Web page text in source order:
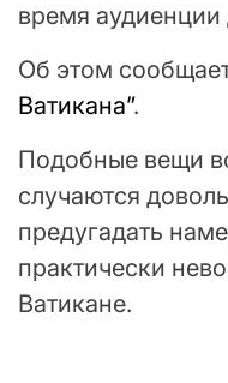
время
Об этом
Ватикана”.
Подобные вещи
случаются
предугадать
практически
Ватикане.